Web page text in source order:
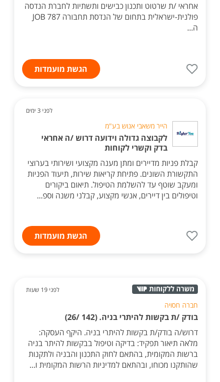
אחראי /ת שרטוט ותכנון כבישים ותשתיות לחברת הנדסה
פולנית-ישראלית בתחום של הנדסת תחבורה JOB 787
ה...
הגשת מועמדות
לפני 3 ימים
הייר משאבי אנוש בע"מ
לקבוצה גדולה וידועה דרוש /ה אחראי
בדק וקשרי לקוחות
קבלת פניות מדיירים ומתן מענה מקצועי ושירותי בערוצי
התקשורת השונים. פתיחת קריאות שירות, תיעוד הפניות
ומעקב שוטף עד להשלמת הטיפול. תיאום ביקורים
וטיפולים בין דיירים, אנשי מקצוע, קבלני משנה וספ...
הגשת מועמדות
לפני 19 שעות
חברה חסויה
בודק /ת בקשות להיתרי בניה. (142 /26)
דרוש/ה בודק/ת בקשות להיתרי בניה. היקף העסקה:
מלאה תיאור תפקיד: בדיקה וטיפול בבקשות להיתר בניה
ברשות המקומית, בהתאם לחוק התכנון והבניה ולתקנות
שהותקנו מכוחו, ובהתאם למדיניות הרשות המקומית ו...